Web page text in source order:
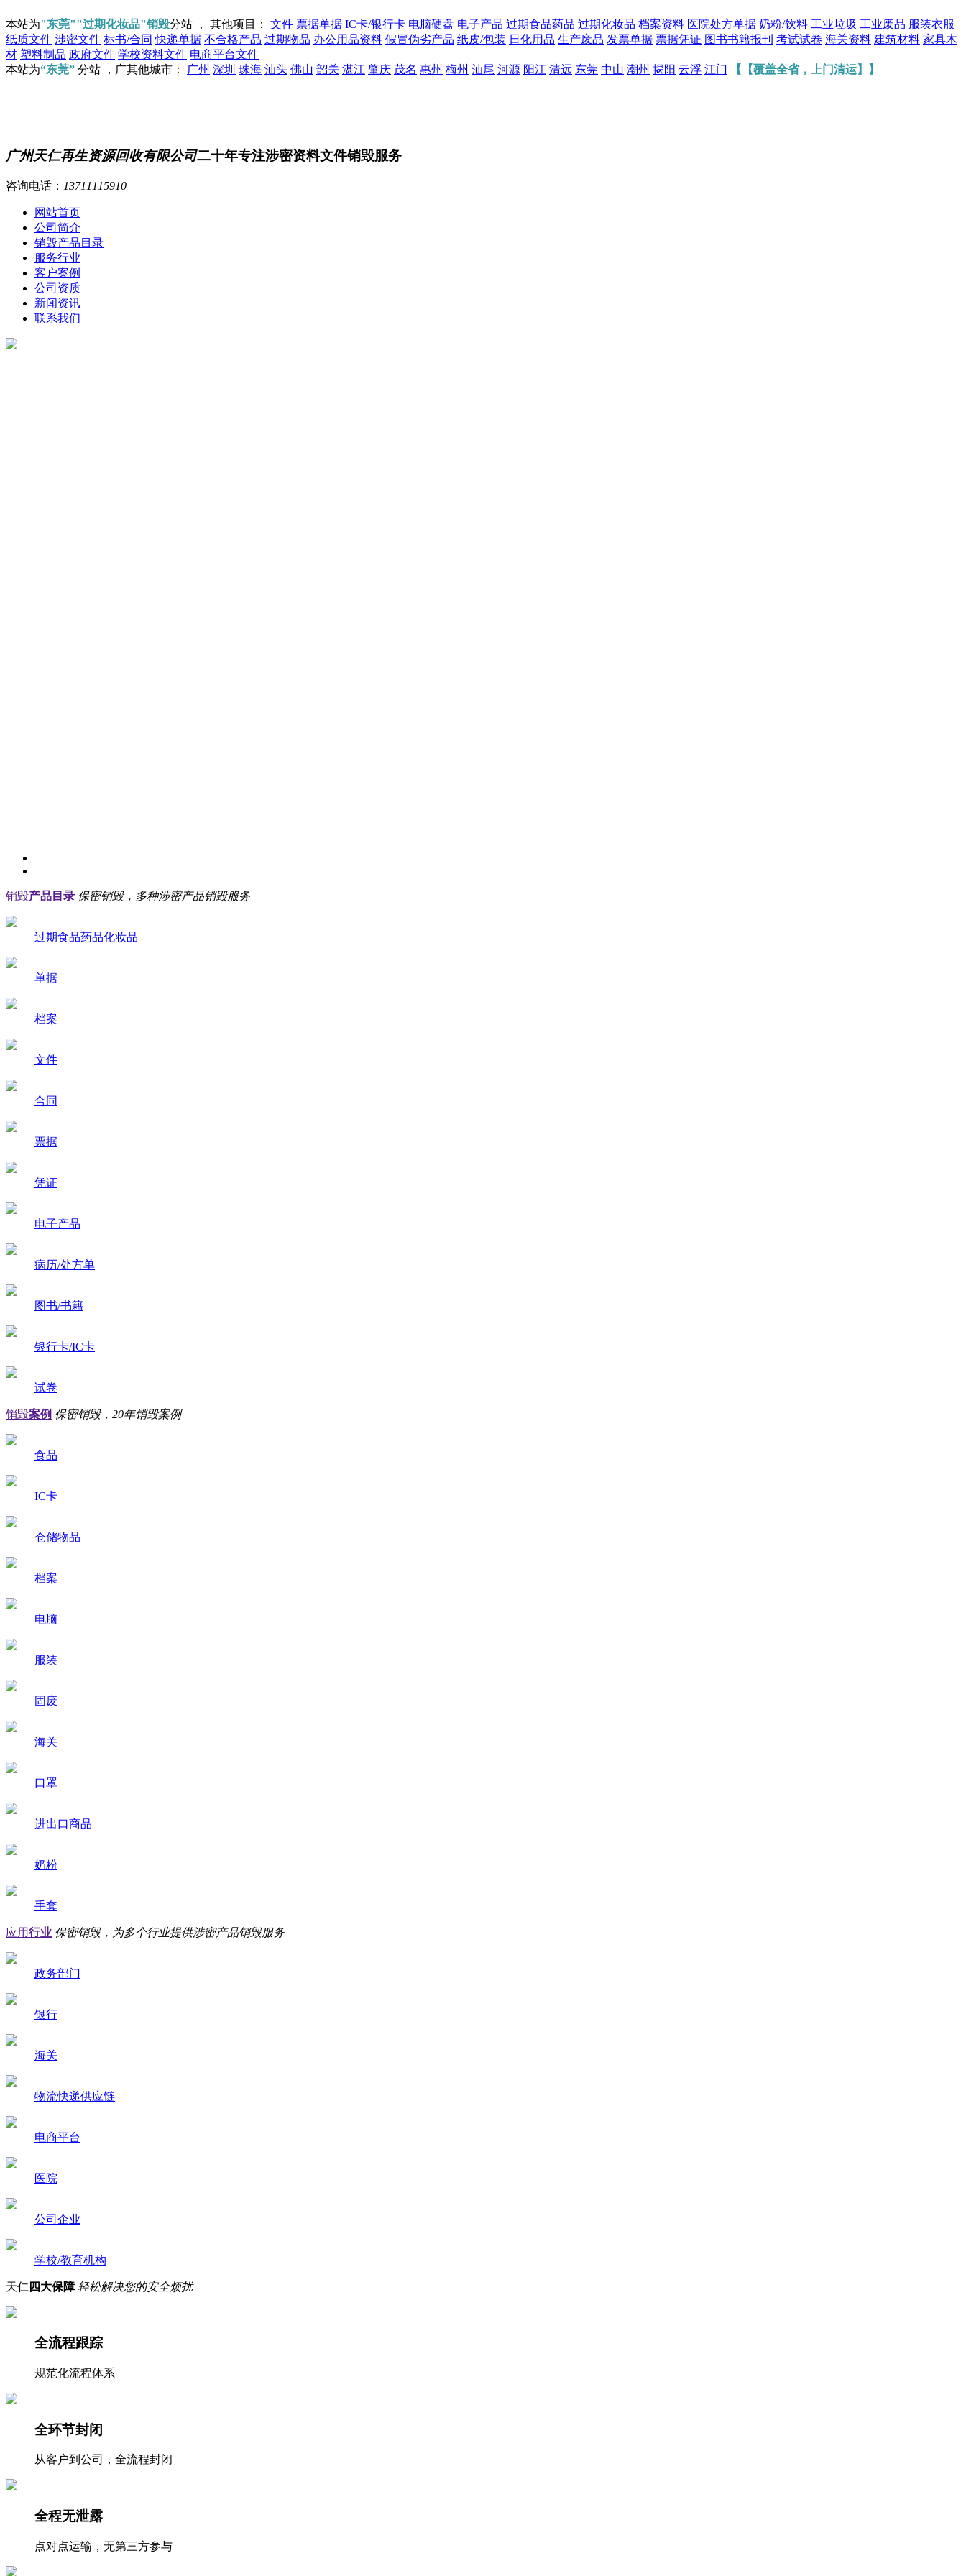
本站为"东莞""过期化妆品"销毁分站 ， 其他项目： 文件 票据单据 IC卡/银行卡 电脑硬盘 电子产品 过期食品药品 过期化妆品 档案资料 医院处方单据 奶粉/饮料 工业垃圾 工业废品 服装衣服
纸质文件 涉密文件 标书/合同 快递单据 不合格产品 过期物品 办公用品资料 假冒伪劣产品 纸皮/包装 日化用品 生产废品 发票单据 票据凭证 图书书籍报刊 考试试卷 海关资料 建筑材料 家具木
材 塑料制品 政府文件 学校资料文件 电商平台文件
本站为“东莞” 分站 ，广其他城市： 广州 深圳 珠海 汕头 佛山 韶关 湛江 肇庆 茂名 惠州 梅州 汕尾 河源 阳江 清远 东莞 中山 潮州 揭阳 云浮 江门 【【覆盖全省，上门清运】】
广州天仁再生资源回收有限公司二十年专注涉密资料文件销毁服务
咨询电话： 13711115910
网站首页
公司简介
销毁产品目录
服务行业
客户案例
公司资质
新闻资讯
联系我们
销毁产品目录 保密销毁，多种涉密产品销毁服务
过期食品药品化妆品
单据
档案
文件
合同
票据
凭证
电子产品
病历/处方单
图书/书籍
银行卡/IC卡
试卷
销毁案例 保密销毁，20年销毁案例
食品
IC卡
仓储物品
档案
电脑
服装
固废
海关
口罩
进出口商品
奶粉
手套
应用行业 保密销毁，为多个行业提供涉密产品销毁服务
政务部门
银行
海关
物流快递供应链
电商平台
医院
公司企业
学校/教育机构
天仁 四大保障 轻松解决您的安全烦扰
全流程跟踪
规范化流程体系
全环节封闭
从客户到公司，全流程封闭
全程无泄露
点对点运输，无第三方参与